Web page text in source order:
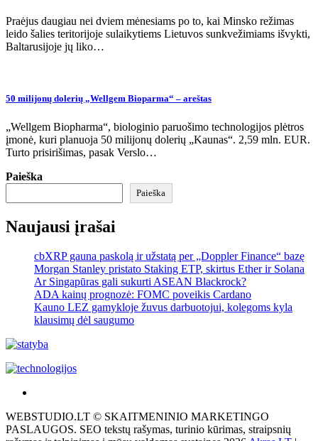
Praėjus daugiau nei dviem mėnesiams po to, kai Minsko režimas
leido šalies teritorijoje sulaikytiems Lietuvos sunkvežimiams išvykti,
Baltarusijoje jų liko…
50 milijonų dolerių „Wellgem Bioparma“ – areštas
„Wellgem Biopharma“, biologinio paruošimo technologijos plėtros
įmonė, kuri planuoja 50 milijonų dolerių „Kaunas“. 2,59 mln. EUR.
Turto prisirišimas, pasak Verslo…
Paieška
Paieška
Naujausi įrašai
cbXRP gauna paskolą ir užstatą per „Doppler Finance“ bazę
Morgan Stanley pristato Staking ETP, skirtus Ether ir Solana
Ar Singapūras gali sukurti ASEAN Blackrock?
ADA kainų prognozė: FOMC poveikis Cardano
Kauno LEZ gamykloje žuvus darbuotojui, kolegoms kyla
klausimų dėl saugumo
tai
žemės
WEBSTUDIO.LT © SKAITMENINIO MARKETINGO
PASLAUGOS. SEO tekstų rašymas, turinio kūrimas, straipsnių